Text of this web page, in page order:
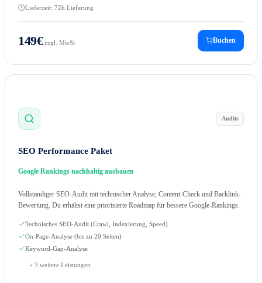
Lieferzeit: 72h Lieferung
149€zzgl. MwSt. Buchen
Audits
SEO Performance Paket
Google Rankings nachhaltig ausbauen
Vollständiger SEO-Audit mit technischer Analyse, Content-Check und Backlink-
Bewertung. Du erhältst eine priorisierte Roadmap für bessere Google-Rankings.
Technisches SEO-Audit (Crawl, Indexierung, Speed)
On-Page-Analyse (bis zu 20 Seiten)
Keyword-Gap-Analyse
+ 3 weitere Leistungen